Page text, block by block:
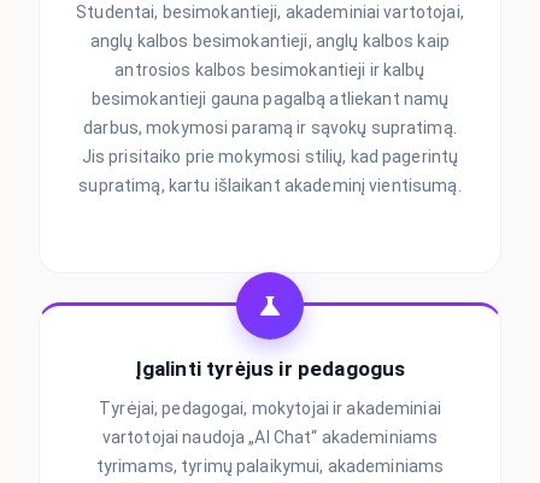
Studentai, besimokantieji, akademiniai vartotojai,
anglų kalbos besimokantieji, anglų kalbos kaip
antrosios kalbos besimokantieji ir kalbų
besimokantieji gauna pagalbą atliekant namų
darbus, mokymosi paramą ir sąvokų supratimą.
Jis prisitaiko prie mokymosi stilių, kad pagerintų
supratimą, kartu išlaikant akademinį vientisumą.
Įgalinti tyrėjus ir pedagogus
Tyrėjai, pedagogai, mokytojai ir akademiniai
vartotojai naudoja „AI Chat“ akademiniams
tyrimams, tyrimų palaikymui, akademiniams